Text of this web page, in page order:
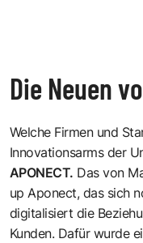
Die Neuen
Welche Firmen und
Innovationsarms der
APONECT. Das von
up Aponect, das sich
digitalisiert die
Kunden. Dafür wurde